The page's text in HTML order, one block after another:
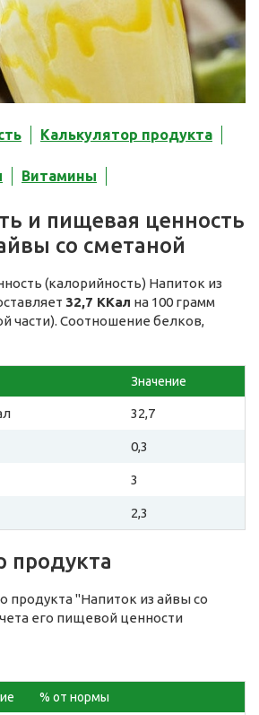
Калькулятор продукта
Витамины
и пищевая ценность
со сметаной
(калорийность) Напиток из
32,7 ККал на 100 грамм
части). Соотношение белков,
Значение
32,7
0,3
3
2,3
продукта
продукта "Напиток из айвы со
его пищевой ценности
% от нормы